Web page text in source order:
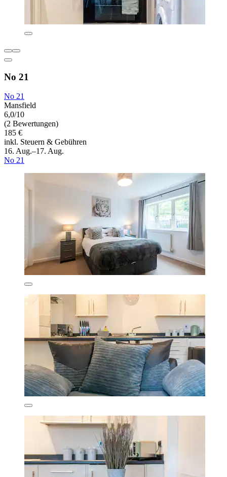
No 21
No 21
Mansfield
6,0/10
(2 Bewertungen)
185 €
inkl. Steuern & Gebühren
16. Aug.–17. Aug.
No 21